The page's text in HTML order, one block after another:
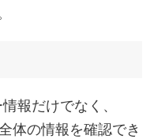
報だけでなく、
体の情報を確認でき